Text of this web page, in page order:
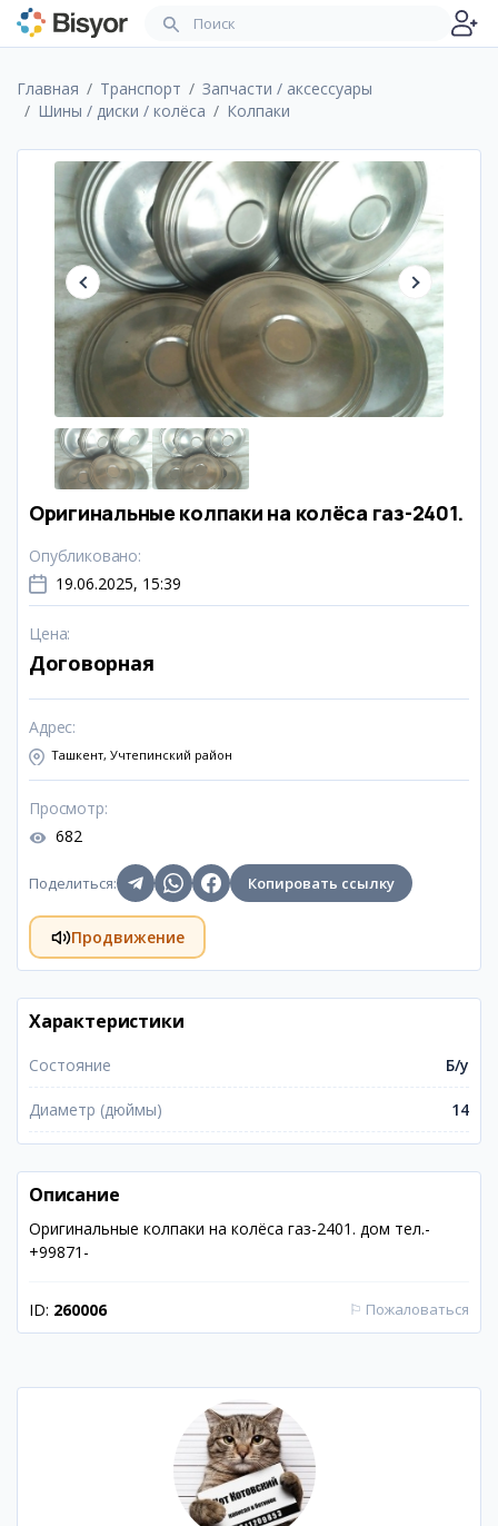
Главная Транспорт
Запчасти / аксессуары
Шины / диски / колёса
Колпаки
Оригинальные колпаки на колёса газ-2401.
Опубликовано:
19.06.2025, 15:39
Цена:
Договорная
Адрес:
Ташкент, Учтепинский район
Просмотр:
682
Поделиться: Копировать ссылку
Продвижение
Характеристики
Состояние Б/у
Диаметр (дюймы) 14
Описание
Оригинальные колпаки на колёса газ-2401. дом тел.-
+99871-
ID: 260006 ⚐ Пожаловаться